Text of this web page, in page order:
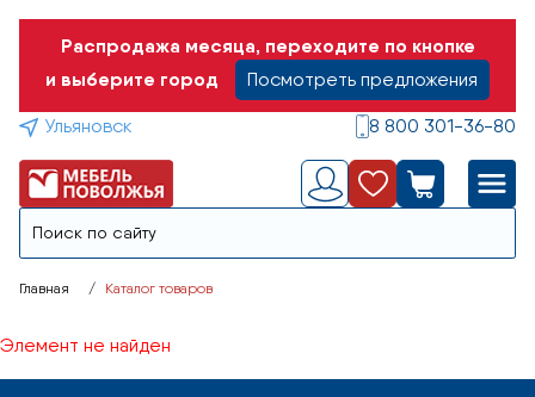
Распродажа месяца, переходите по кнопке
и выберите город
Посмотреть предложения
Ульяновск 8 800 301-36-80
Главная Каталог товаров
Элемент не найден